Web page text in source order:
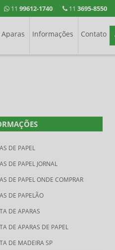
11 3695-8550
11 99612-1740
Informações Contato
DE PAPEL
DE PAPEL JORNAL
DE PAPEL ONDE COMPRAR
DE PAPELÃO
DE APARAS
DE APARAS DE PAPEL
DE MADEIRA SP